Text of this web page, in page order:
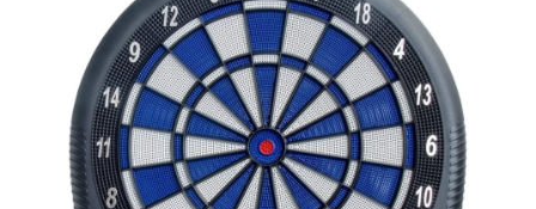
TOKOK
KIEGÉSZÍTŐK